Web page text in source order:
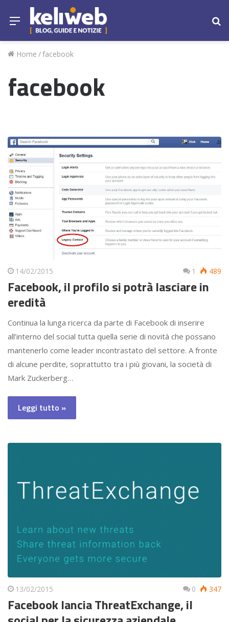
Menu
Home /facebook
facebook
14/02/2015 1 489
Facebook, il profilo si potrà lasciare in
eredità
Continua la lunga ricerca da parte di Facebook di inserire
all’interno del social tutta quella serie di novità che possano
mantenerlo come leader incontrastato del settore. A fronte
di alcune perdite, soprattutto tra i più giovani, la società di
Mark Zuckerberg…
Leggi tutto »
13/02/2015 0 347
Facebook lancia ThreatExchange, il